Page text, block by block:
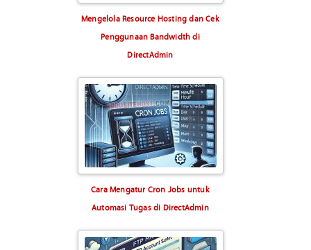
Mengelola Resource Hosting dan Cek
Penggunaan Bandwidth di
DirectAdmin
Cara Mengatur Cron Jobs untuk
Automasi Tugas di DirectAdmin